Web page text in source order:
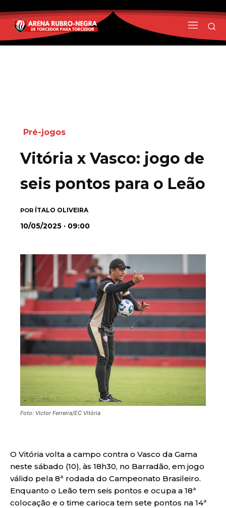
Pré-jogos
Vitória x Vasco: jogo de
seis pontos para o Leão
POR ÍTALO OLIVEIRA
10/05/2025 · 09:00
Foto: Victor Ferreira/EC Vitória
O Vitória volta a campo contra o Vasco da Gama
neste sábado (10), às 18h30, no Barradão, em jogo
válido pela 8ª rodada do Campeonato Brasileiro.
Enquanto o Leão tem seis pontos e ocupa a 18ª
colocação e o time carioca tem sete pontos na 14ª